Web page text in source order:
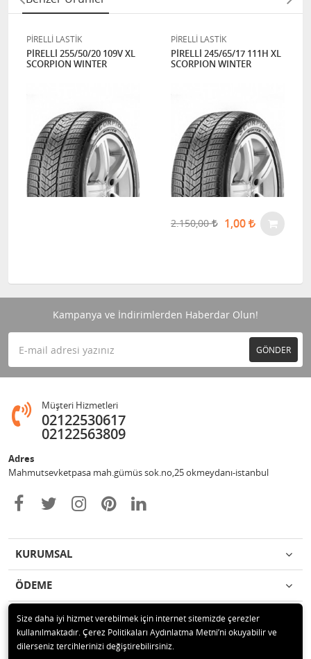
PİRELLİ LASTİK
PİRELLİ 255/50/20 109V XL
SCORPION WINTER
PİRELLİ LASTİK
PİRELLİ 245/65/17 111H XL
SCORPION WINTER
2.150,00 1,00
Kampanya ve İndirimlerden Haberdar Olun!
GÖNDER
Müşteri Hizmetleri
02122530617
02122563809
Adres
Mahmutsevketpasa mah.gümüs sok.no,25 okmeydanı-istanbul
KURUMSAL
ÖDEME
İLETİŞİM
© 2020 Metin otomotiv hizmet ve ticaret ltd.şti Tüm hakları saklıdır.
Size daha iyi hizmet verebilmek için internet sitemizde çerezler
kullanılmaktadır. Çerez Politikaları Aydınlatma Metni’ni okuyabilir ve
dilerseniz tercihlerinizi değiştirebilirsiniz.